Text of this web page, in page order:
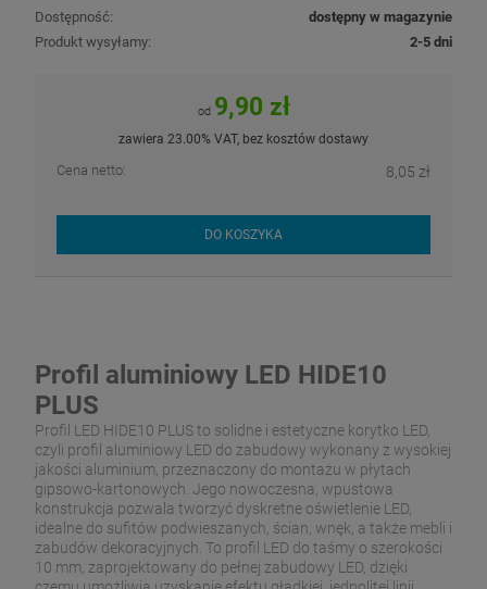
Dostępność:
dostępny w magazynie
Produkt wysyłamy:
2-5 dni
od 9,90 zł
zawiera 23.00% VAT, bez kosztów dostawy
Cena netto: 8,05 zł
DO KOSZYKA
Profil aluminiowy LED HIDE10
PLUS
Profil LED HIDE10 PLUS to solidne i estetyczne korytko LED,
czyli profil aluminiowy LED do zabudowy wykonany z wysokiej
jakości aluminium, przeznaczony do montażu w płytach
gipsowo-kartonowych. Jego nowoczesna, wpustowa
konstrukcja pozwala tworzyć dyskretne oświetlenie LED,
idealne do sufitów podwieszanych, ścian, wnęk, a także mebli i
zabudów dekoracyjnych. To profil LED do taśmy o szerokości
10 mm, zaprojektowany do pełnej zabudowy LED, dzięki